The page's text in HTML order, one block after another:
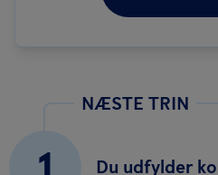
NÆSTE TRIN
Du udfylder